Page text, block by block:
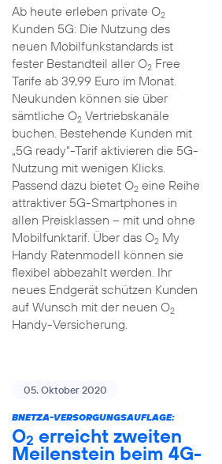
Ab heute erleben private O2
Kunden 5G: Die Nutzung des
neuen Mobilfunkstandards ist
fester Bestandteil aller O2Free
Tarife ab 39,99 Euro im Monat.
Neukunden können sie über
sämtliche O2Vertriebskanäle
buchen. Bestehende Kunden mit
„5G ready“-Tarif aktivieren die 5G-
Nutzung mit wenigen Klicks.
Passend dazu bietet O2eine Reihe
attraktiver 5G-Smartphones in
allen Preisklassen – mit und ohne
Mobilfunktarif. Über das O2My
Handy Ratenmodell können sie
flexibel abbezahlt werden. Ihr
neues Endgerät schützen Kunden
auf Wunsch mit der neuen O2
Handy-Versicherung.
05. Oktober 2020
BNETZA-VERSORGUNGSAUFLAGE:
O2 erreicht zweiten
Meilenstein beim 4G-